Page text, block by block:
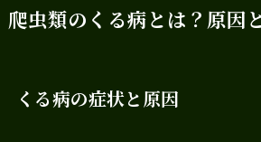
爬虫類のくる病とは？原因
くる病の症状と原因